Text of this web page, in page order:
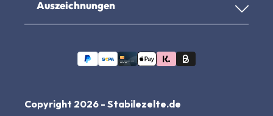
Auszeichnungen
Copyright 2026 - Stabilezelte.de